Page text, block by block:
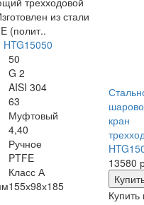
из стали
(полит..
50
G 2
AISI 304
63
Муфтовый
4,40
Ручное
PTFE
Класс А
155х98х185
кран
13580
Купить